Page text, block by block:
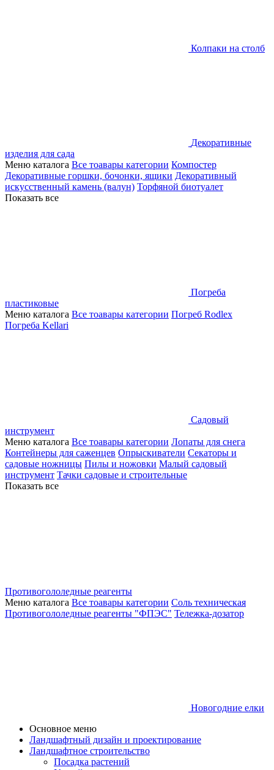
Колпаки на столб
Декоративные
изделия для сада
Меню каталога Все тоавары категории Компостер
Декоративные горшки, бочонки, ящики Декоративный
искусственный камень (валун) Торфяной биотуалет
Показать все
Погреба
пластиковые
Меню каталога Все тоавары категории Погреб Rodlex
Погреба Kellari
Садовый
инструмент
Меню каталога Все тоавары категории Лопаты для снега
Контейнеры для саженцев Опрыскиватели Секаторы и
садовые ножницы Пилы и ножовки Малый садовый
инструмент Тачки садовые и строительные
Показать все
Противогололедные реагенты
Меню каталога Все тоавары категории Соль техническая
Противогололедные реагенты "ФПЭС" Тележка-дозатор
Новогодние елки
Основное меню
Ландшафтный дизайн и проектирование
Ландшафтное строительство
Посадка растений